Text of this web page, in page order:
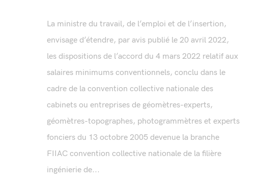
La ministre du travail, de l’emploi et de l’insertion,
envisage d’étendre, par avis publié le 20 avril 2022,
les dispositions de l’accord du 4 mars 2022 relatif aux
salaires minimums conventionnels, conclu dans le
cadre de la convention collective nationale des
cabinets ou entreprises de géomètres-experts,
géomètres-topographes, photogrammètres et experts
fonciers du 13 octobre 2005 devenue la branche
FIIAC convention collective nationale de la filière
ingénierie de...